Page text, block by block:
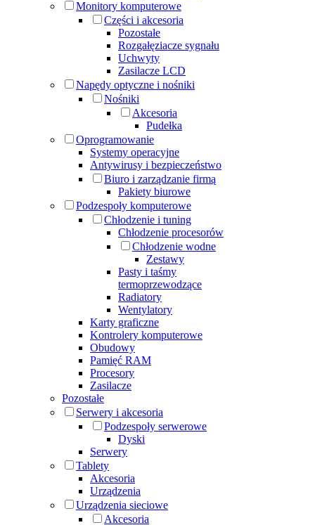
Monitory komputerowe
Części i akcesoria
Pozostałe
Rozgałęziacze sygnału
Uchwyty
Zasilacze LCD
Napędy optyczne i nośniki
Nośniki
Akcesoria
Pudełka
Oprogramowanie
Systemy operacyjne
Antywirusy i bezpieczeństwo
Biuro i zarządzanie firmą
Pakiety biurowe
Podzespoły komputerowe
Chłodzenie i tuning
Chłodzenie procesorów
Chłodzenie wodne
Zestawy
Pasty i taśmy
termoprzewodzące
Radiatory
Wentylatory
Karty graficzne
Kontrolery komputerowe
Obudowy
Pamięć RAM
Procesory
Zasilacze
Pozostałe
Serwery i akcesoria
Podzespoły serwerowe
Dyski
Serwery
Tablety
Akcesoria
Urządzenia
Urządzenia sieciowe
Akcesoria